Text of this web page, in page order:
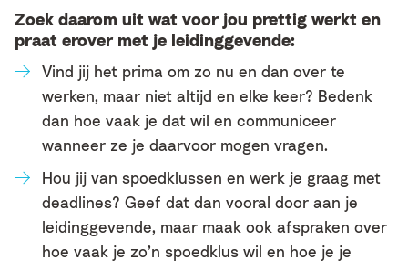
Zoek daarom uit wat voor jou prettig werkt en
praat erover met je leidinggevende:
Vind jij het prima om zo nu en dan over te
werken, maar niet altijd en elke keer? Bedenk
dan hoe vaak je dat wil en communiceer
wanneer ze je daarvoor mogen vragen.
Hou jij van spoedklussen en werk je graag met
deadlines? Geef dat dan vooral door aan je
leidinggevende, maar maak ook afspraken over
hoe vaak je zo’n spoedklus wil en hoe je je